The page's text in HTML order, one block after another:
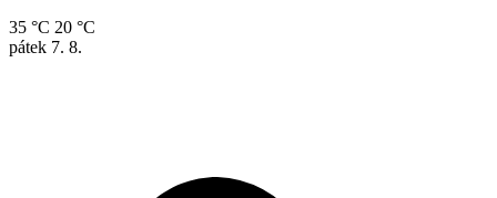
35 °C 20 °C
pátek 7. 8.